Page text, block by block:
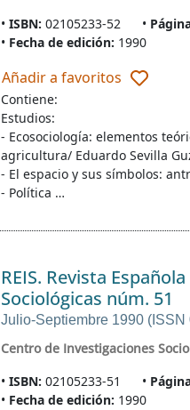
ISBN: 02105233-52
Fecha de edición: 1990
Añadir a favoritos
Contiene:
Estudios:
- Ecosociología: elementos
agricultura/ Eduardo Sevilla
- El espacio y sus símbolos:
- Política …
REIS. Revista
Sociológicas núm. 51
Julio-Septiembre 1990 (ISSN
Centro de Investigaciones
ISBN: 02105233-51
Fecha de edición: 1990